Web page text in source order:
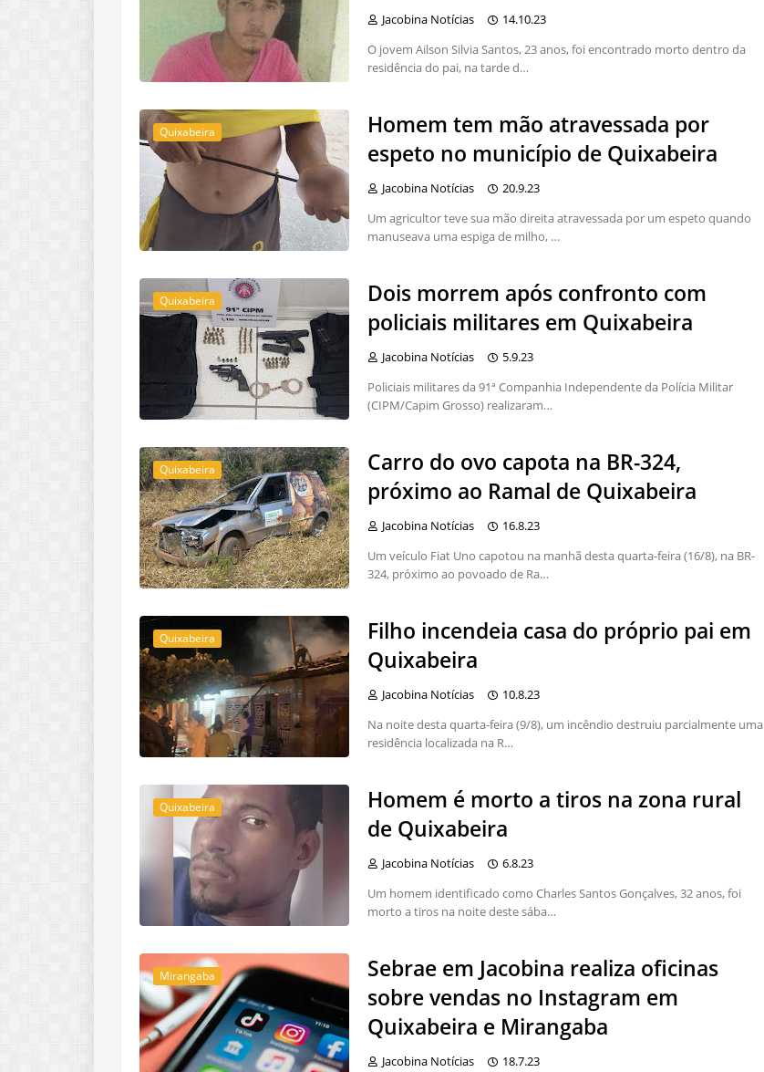
Jacobina Notícias
14.10.23
O jovem Ailson Silvia Santos, 23 anos, foi encontrado morto dentro da
residência do pai, na tarde d…
Quixabeira
Homem tem mão atravessada por
espeto no município de Quixabeira
Jacobina Notícias
20.9.23
Um agricultor teve sua mão direita atravessada por um espeto quando
manuseava uma espiga de milho, …
Quixabeira
Dois morrem após confronto com
policiais militares em Quixabeira
Jacobina Notícias
5.9.23
Policiais militares da 91ª Companhia Independente da Polícia Militar
(CIPM/Capim Grosso) realizaram…
Quixabeira
Carro do ovo capota na BR-324,
próximo ao Ramal de Quixabeira
Jacobina Notícias
16.8.23
Um veículo Fiat Uno capotou na manhã desta quarta-feira (16/8), na BR-
324, próximo ao povoado de Ra…
Quixabeira
Filho incendeia casa do próprio pai em
Quixabeira
Jacobina Notícias
10.8.23
Na noite desta quarta-feira (9/8), um incêndio destruiu parcialmente uma
residência localizada na R…
Quixabeira
Homem é morto a tiros na zona rural
de Quixabeira
Jacobina Notícias
6.8.23
Um homem identificado como Charles Santos Gonçalves, 32 anos, foi
morto a tiros na noite deste sába…
Mirangaba
Sebrae em Jacobina realiza oficinas
sobre vendas no Instagram em
Quixabeira e Mirangaba
Jacobina Notícias 18.7.23